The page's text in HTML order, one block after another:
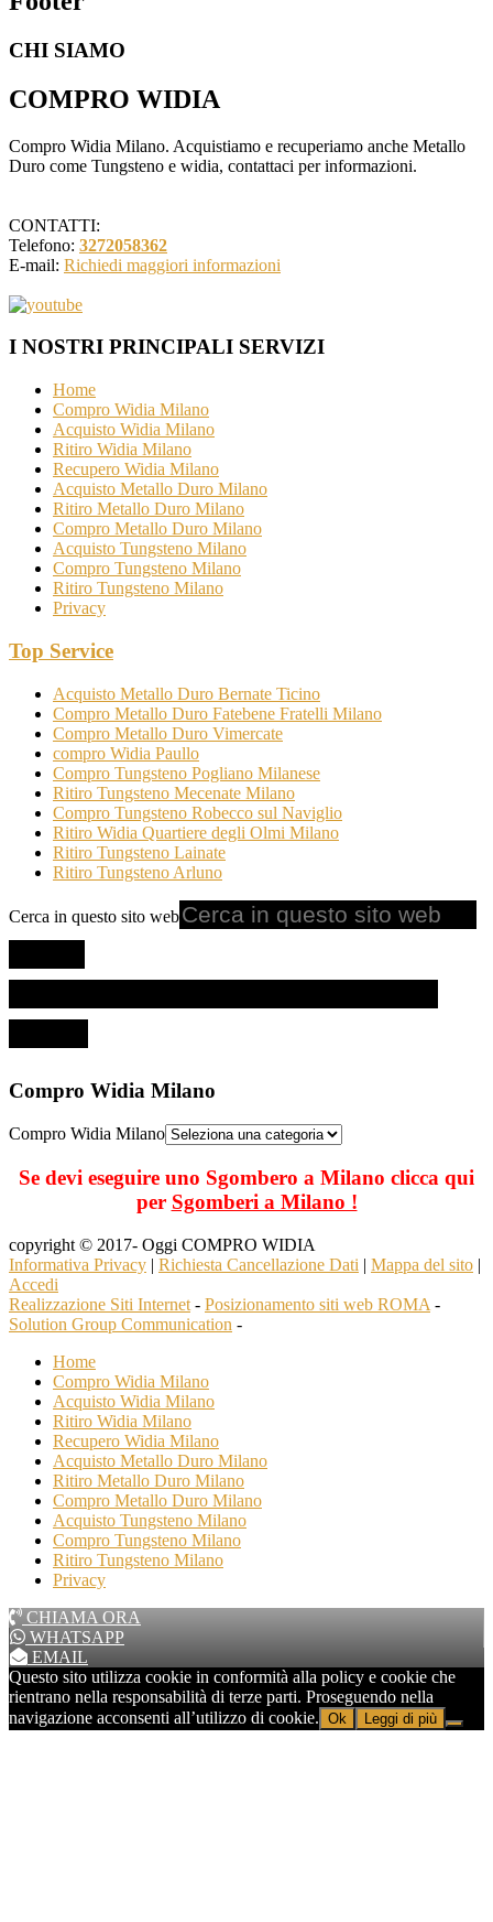
CHI SIAMO
COMPRO WIDIA
Compro Widia Milano. Acquistiamo e recuperiamo anche Metallo
Duro come Tungsteno e widia, contattaci per informazioni.
CONTATTI:
Telefono: 3272058362
E-mail: Richiedi maggiori informazioni
I NOSTRI PRINCIPALI SERVIZI
Home
Compro Widia Milano
Acquisto Widia Milano
Ritiro Widia Milano
Recupero Widia Milano
Acquisto Metallo Duro Milano
Ritiro Metallo Duro Milano
Compro Metallo Duro Milano
Acquisto Tungsteno Milano
Compro Tungsteno Milano
Ritiro Tungsteno Milano
Privacy
Top Service
Acquisto Metallo Duro Bernate Ticino
Compro Metallo Duro Fatebene Fratelli Milano
Compro Metallo Duro Vimercate
compro Widia Paullo
Compro Tungsteno Pogliano Milanese
Ritiro Tungsteno Mecenate Milano
Compro Tungsteno Robecco sul Naviglio
Ritiro Widia Quartiere degli Olmi Milano
Ritiro Tungsteno Lainate
Ritiro Tungsteno Arluno
Cerca in questo sito web
Compro Widia Milano
Compro Widia Milano
Se devi eseguire uno Sgombero a Milano clicca qui
per Sgomberi a Milano !
copyright © 2017- Oggi COMPRO WIDIA
Informativa Privacy | Richiesta Cancellazione Dati | Mappa del sito |
Accedi
Realizzazione Siti Internet - Posizionamento siti web ROMA -
Solution Group Communication -
Home
Compro Widia Milano
Acquisto Widia Milano
Ritiro Widia Milano
Recupero Widia Milano
Acquisto Metallo Duro Milano
Ritiro Metallo Duro Milano
Compro Metallo Duro Milano
Acquisto Tungsteno Milano
Compro Tungsteno Milano
Ritiro Tungsteno Milano
Privacy
CHIAMA ORA
WHATSAPP
EMAIL
Questo sito utilizza cookie in conformità alla policy e cookie che
rientrano nella responsabilità di terze parti. Proseguendo nella
navigazione acconsenti all’utilizzo di cookie. Ok Leggi di più